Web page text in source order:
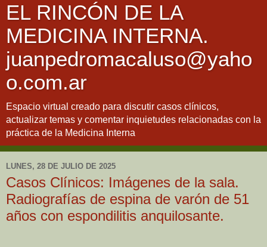
EL RINCÓN DE LA
MEDICINA INTERNA.
juanpedromacaluso@yaho
o.com.ar
Espacio virtual creado para discutir casos clínicos,
actualizar temas y comentar inquietudes relacionadas con la
práctica de la Medicina Interna
LUNES, 28 DE JULIO DE 2025
Casos Clínicos: Imágenes de la sala.
Radiografías de espina de varón de 51
años con espondilitis anquilosante.